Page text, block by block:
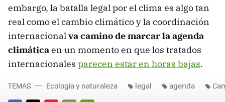
embargo, la batalla legal por el clima es algo tan
real como el cambio climático y la coordinación
internacionalva camino de marcar la agenda
climáticaen un momento en que los tratados
internacionales parecen estar en horas bajas.
TEMAS Ecología y naturaleza legal agenda